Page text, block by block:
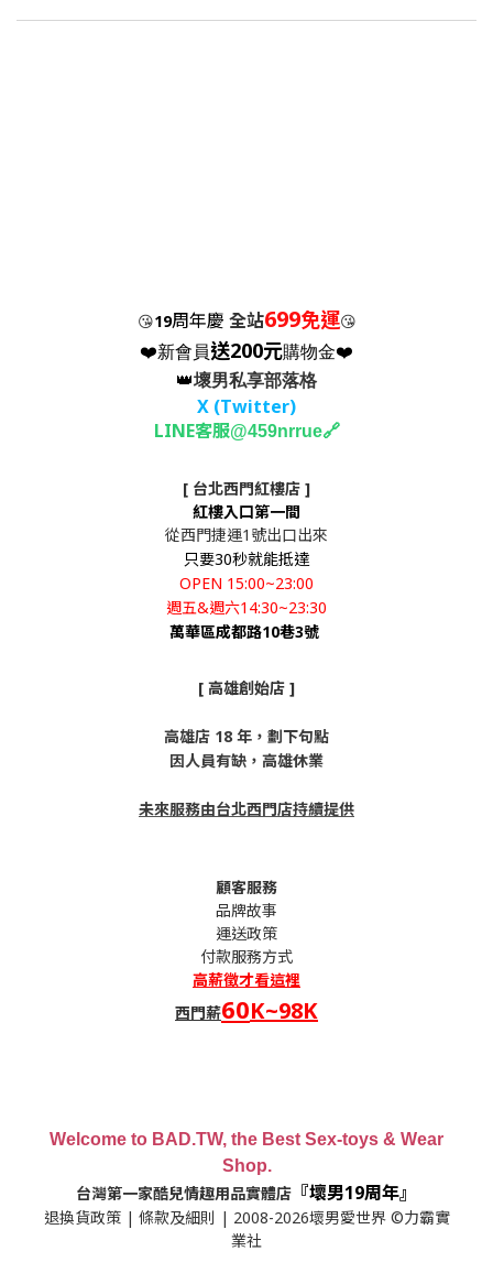
😘19周年慶 全站699免運😘
❤️新會員送200元購物金❤️
👑壞男私享部落格
X (Twitter)
LINE客服@459nrrue🔗
[ 台北西門紅樓店 ]
紅樓入口第一間
從西門捷運1號出口出來
只要30秒就能抵達
OPEN 15:00~23:00
週五&週六14:30~23:30
萬華區成都路10巷3號
[ 高雄創始店 ]
高雄店 18 年，劃下句點
因人員有缺，高雄休業
未來服務由台北西門店持續提供
顧客服務
品牌故事
運送政策
付款服務方式
高薪徵才看這裡
西門薪60K~98K
Welcome to BAD.TW, the Best Sex-toys & Wear
Shop.
台灣第一家酷兒情趣用品實體店 『壞男19周年』
退換貨政策| 條款及細則 | 2008-2026壞男愛世界 ©力霸實
業社